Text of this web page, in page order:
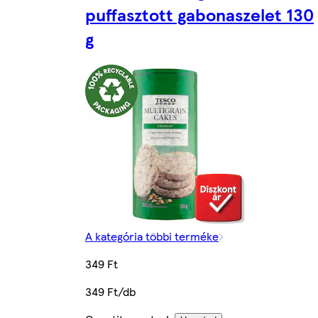
puffasztott gabonaszelet 130
g
A kategória többi terméke
349 Ft
349 Ft/db